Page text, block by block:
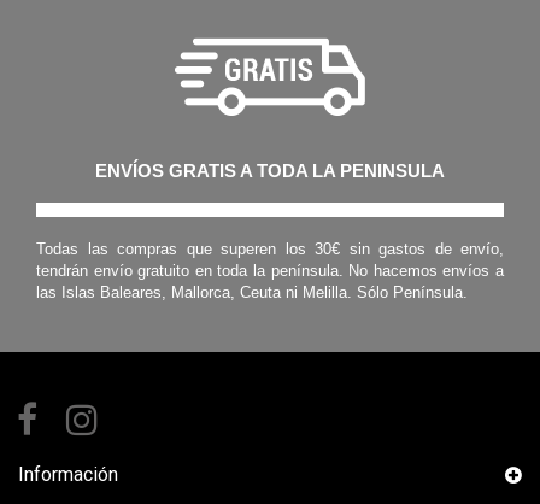
ENVÍOS GRATIS A TODA LA PENINSULA
Todas las compras que superen los 30€ sin gastos de envío,
tendrán envío gratuito en toda la península. No hacemos envíos a
las Islas Baleares, Mallorca, Ceuta ni Melilla. Sólo Península.
Información